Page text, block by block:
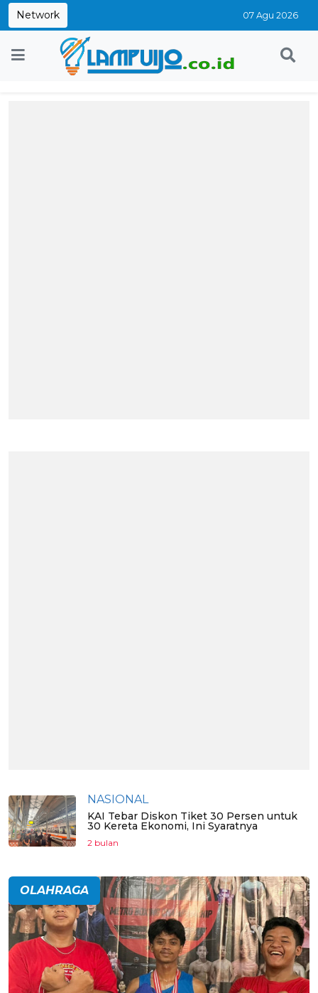
Network 07 Agu 2026
NASIONAL
KAI Tebar Diskon Tiket 30 Persen untuk
30 Kereta Ekonomi, Ini Syaratnya
2 bulan
OLAHRAGA